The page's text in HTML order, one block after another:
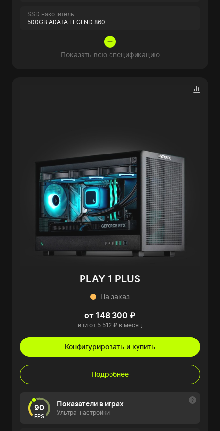
SSD накопитель
500GB ADATA LEGEND 860
Показать всю спецификацию
PLAY 1 PLUS
На заказ
от 148 300 ₽
или от 5 512 ₽ в месяц
Конфигурировать и купить
Подробнее
90
FPS
Показатели в играх
Ультра-настройки